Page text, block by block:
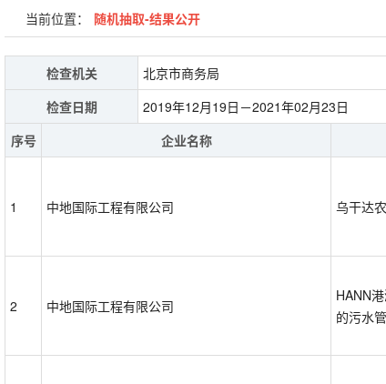
当前位置： 随机抽取-结果公开
检查机关 北京市商务局
检查日期
2019年12月19日－2021年02月23日
序号
企业名称
1 中地国际工程有限公司 乌干达
2 中地国际工程有限公司
HANN
的污水